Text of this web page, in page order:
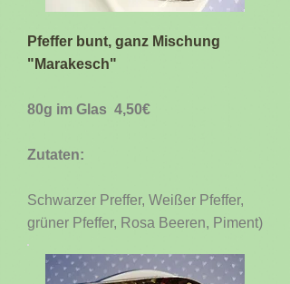
Pfeffer bunt, ganz Mischung
"Marakesch"
80g im Glas 4,50€
Zutaten:
Schwarzer Preffer, Weißer Pfeffer,
grüner Pfeffer, Rosa Beeren, Piment)